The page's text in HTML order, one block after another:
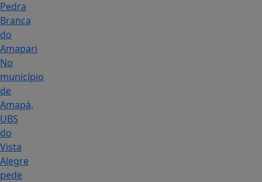
Pedra
Branca
do
Amapari
No
município
de
Amapá,
UBS
do
Vista
Alegre
pede